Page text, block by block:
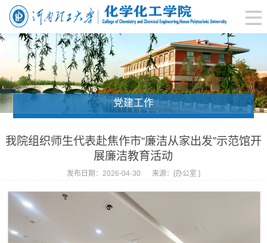
党建工作
我院组织师生代表赴焦作市“廉洁从家出发”示范馆开
展廉洁教育活动
发布日期：2026-04-30 来源：[办公室 ]